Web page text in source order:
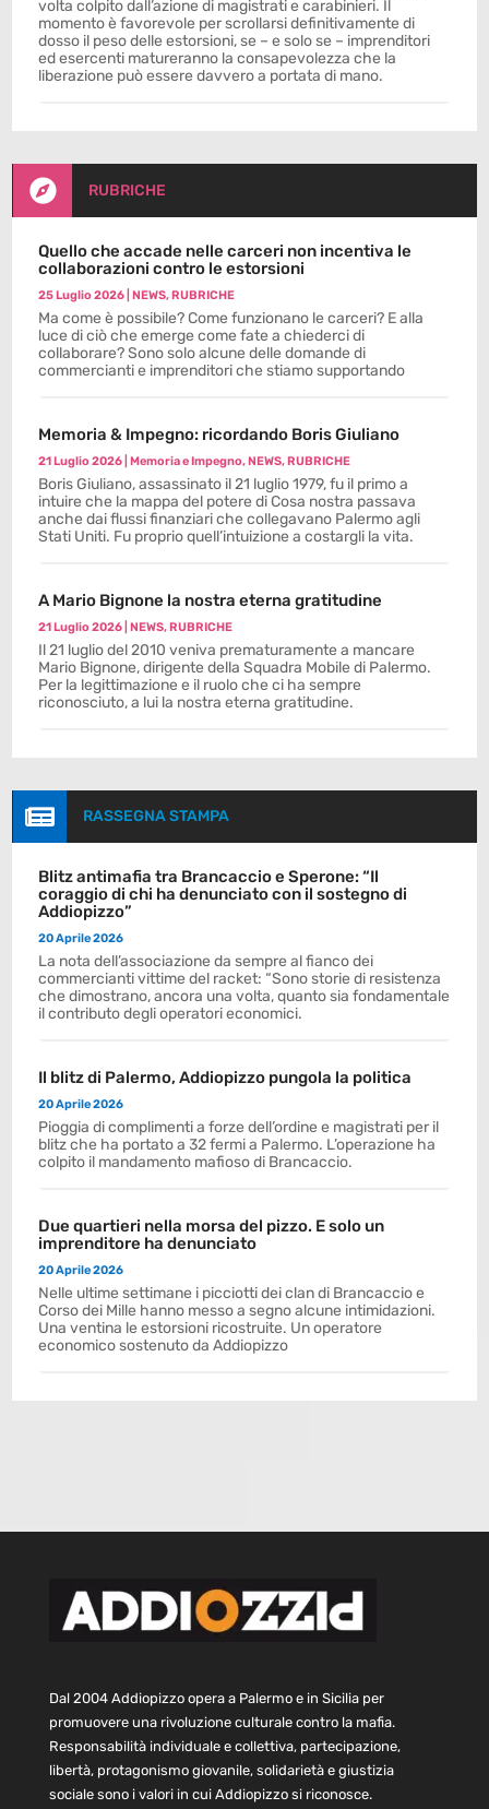
volta colpito dall’azione di magistrati e carabinieri. Il
momento è favorevole per scrollarsi definitivamente di
dosso il peso delle estorsioni, se – e solo se – imprenditori
ed esercenti matureranno la consapevolezza che la
liberazione può essere davvero a portata di mano.
 RUBRICHE
Quello che accade nelle carceri non incentiva le
collaborazioni contro le estorsioni
25 Luglio 2026 |NEWS,RUBRICHE
Ma come è possibile? Come funzionano le carceri? E alla
luce di ciò che emerge come fate a chiederci di
collaborare? Sono solo alcune delle domande di
commercianti e imprenditori che stiamo supportando
Memoria & Impegno: ricordando Boris Giuliano
21 Luglio 2026 |Memoria e Impegno,NEWS,RUBRICHE
Boris Giuliano, assassinato il 21 luglio 1979, fu il primo a
intuire che la mappa del potere di Cosa nostra passava
anche dai flussi finanziari che collegavano Palermo agli
Stati Uniti. Fu proprio quell’intuizione a costargli la vita.
A Mario Bignone la nostra eterna gratitudine
21 Luglio 2026 |NEWS,RUBRICHE
Il 21 luglio del 2010 veniva prematuramente a mancare
Mario Bignone, dirigente della Squadra Mobile di Palermo.
Per la legittimazione e il ruolo che ci ha sempre
riconosciuto, a lui la nostra eterna gratitudine.
 RASSEGNA STAMPA
Blitz antimafia tra Brancaccio e Sperone: “Il
coraggio di chi ha denunciato con il sostegno di
Addiopizzo”
20 Aprile 2026
La nota dell’associazione da sempre al fianco dei
commercianti vittime del racket: “Sono storie di resistenza
che dimostrano, ancora una volta, quanto sia fondamentale
il contributo degli operatori economici.
Il blitz di Palermo, Addiopizzo pungola la politica
20 Aprile 2026
Pioggia di complimenti a forze dell’ordine e magistrati per il
blitz che ha portato a 32 fermi a Palermo. L’operazione ha
colpito il mandamento mafioso di Brancaccio.
Due quartieri nella morsa del pizzo. E solo un
imprenditore ha denunciato
20 Aprile 2026
Nelle ultime settimane i picciotti dei clan di Brancaccio e
Corso dei Mille hanno messo a segno alcune intimidazioni.
Una ventina le estorsioni ricostruite. Un operatore
economico sostenuto da Addiopizzo
Dal 2004 Addiopizzo opera a Palermo e in Sicilia per
promuovere una rivoluzione culturale contro la mafia.
Responsabilità individuale e collettiva, partecipazione,
libertà, protagonismo giovanile, solidarietà e giustizia
sociale sono i valori in cui Addiopizzo si riconosce.